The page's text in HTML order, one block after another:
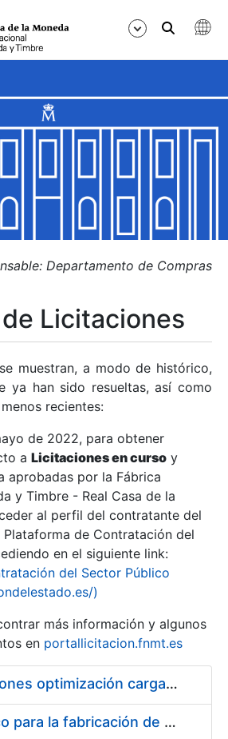
Departamento de Compras
Licitaciones
muestran, a modo de histórico,
ya han sido resueltas, así como
recientes:
de 2022, para obtener
a Licitaciones en curso y
aprobadas por la Fábrica
y Timbre - Real Casa de la
al perfil del contratante del
Plataforma de Contratación del
en el siguiente link:
del Sector Público
)
más información y algunos
en portallicitacion.fnmt.es
Pliego condiciones optimización cargas compras firmado
Acuerdo marco para la fabricación de piezas